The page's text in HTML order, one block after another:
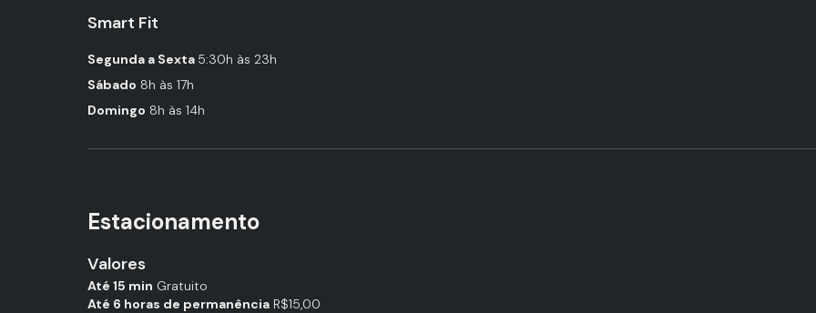
Smart Fit
Segunda a Sexta 5:30h às 23h
Sábado 8h às 17h
Domingo 8h às 14h
Estacionamento
Valores
Até 15 min Gratuito
Até 6 horas de permanência R$15,00